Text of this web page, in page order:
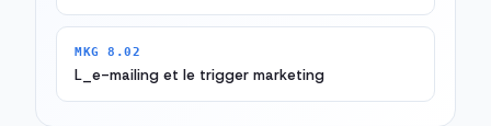
MKG 8.02
L_e-mailing et le trigger marketing